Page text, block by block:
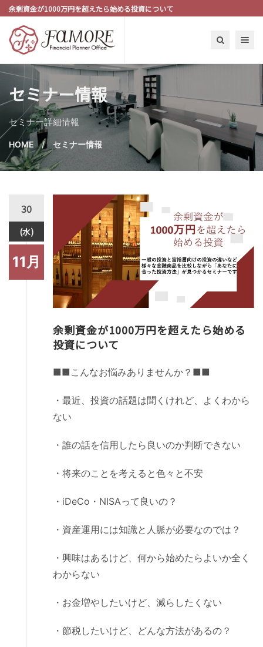
余剰資金が1000万円を超えたら始める投資について
Toggle
セミナー情報
セミナー詳細情報
HOME セミナー情報
30
(水)
11月
余剰資金が1000万円を超えたら始める
投資について
■■こんなお悩みありませんか？■■
・最近、投資の話題は聞くけれど、よくわから
ない
・誰の話を信用したら良いのか判断できない
・将来のことを考えると色々と不安
・iDeCo・NISAって良いの？
・資産運用には知識と人脈が必要なのでは？
・興味はあるけど、何から始めたらよいか全く
わからない
・お金増やしたいけど、減らしたくない
・節税したいけど、どんな方法があるの？